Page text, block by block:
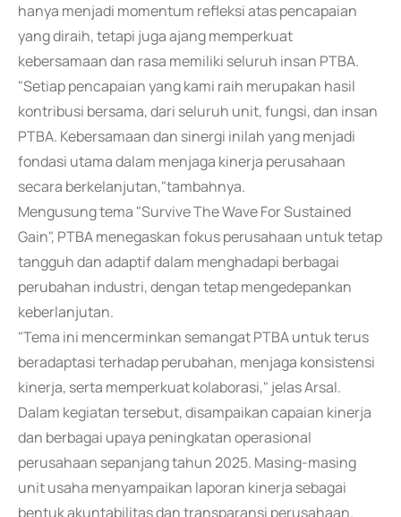
hanya menjadi momentum refleksi atas pencapaian
yang diraih, tetapi juga ajang memperkuat
kebersamaan dan rasa memiliki seluruh insan PTBA.
"Setiap pencapaian yang kami raih merupakan hasil
kontribusi bersama, dari seluruh unit, fungsi, dan insan
PTBA. Kebersamaan dan sinergi inilah yang menjadi
fondasi utama dalam menjaga kinerja perusahaan
secara berkelanjutan,"tambahnya.
Mengusung tema "Survive The Wave For Sustained
Gain", PTBA menegaskan fokus perusahaan untuk tetap
tangguh dan adaptif dalam menghadapi berbagai
perubahan industri, dengan tetap mengedepankan
keberlanjutan.
"Tema ini mencerminkan semangat PTBA untuk terus
beradaptasi terhadap perubahan, menjaga konsistensi
kinerja, serta memperkuat kolaborasi," jelas Arsal.
Dalam kegiatan tersebut, disampaikan capaian kinerja
dan berbagai upaya peningkatan operasional
perusahaan sepanjang tahun 2025. Masing-masing
unit usaha menyampaikan laporan kinerja sebagai
bentuk akuntabilitas dan transparansi perusahaan.